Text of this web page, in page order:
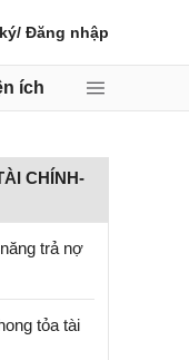
/ Đăng nhập
ích
CHÍNH-
trả nợ
tỏa tài